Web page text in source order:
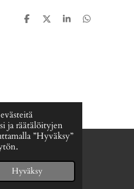
ja räätälöityjen
”Hyväksy”
Hyväksy
J
J
J
J